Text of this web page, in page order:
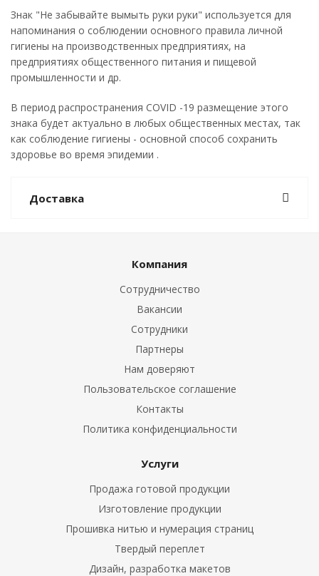
Знак "Не забывайте вымыть руки руки" используется для
напоминания о соблюдении основного правила личной
гигиены на производственных предприятиях, на
предприятиях общественного питания и пищевой
промышленности и др.
В период распространения COVID -19 размещение этого
знака будет актуально в любых общественных местах, так
как соблюдение гигиены - основной способ сохранить
здоровье во время эпидемии .
Доставка
Компания
Сотрудничество
Вакансии
Сотрудники
Партнеры
Нам доверяют
Пользовательское соглашение
Контакты
Политика конфиденциальности
Услуги
Продажа готовой продукции
Изготовление продукции
Прошивка нитью и нумерация страниц
Твердый переплет
Дизайн, разработка макетов